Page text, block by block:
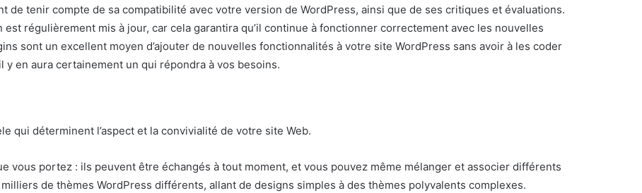
de tenir compte de sa compatibilité avec votre version de WordPress, ainsi que de ses critiques et évaluations.
régulièrement mis à jour, car cela garantira qu’il continue à fonctionner correctement avec les nouvelles
sont un excellent moyen d’ajouter de nouvelles fonctionnalités à votre site WordPress sans avoir à les coder
en aura certainement un qui répondra à vos besoins.
qui déterminent l’aspect et la convivialité de votre site Web.
vous portez : ils peuvent être échangés à tout moment, et vous pouvez même mélanger et associer différents
de thèmes WordPress différents, allant de designs simples à des thèmes polyvalents complexes.